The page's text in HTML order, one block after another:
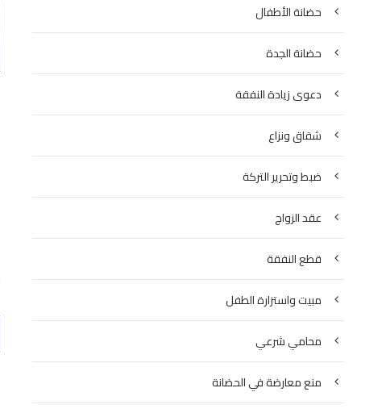
حضانة الأطفال
حضانة الجدة
دعوى زيادة النفقة
شقاق ونزاع
ضبط وتحرير التركة
عقد الزواج
قطع النفقة
مبيت واستزارة الطفل
محامي شرعي
منع معارضة في الحضانة